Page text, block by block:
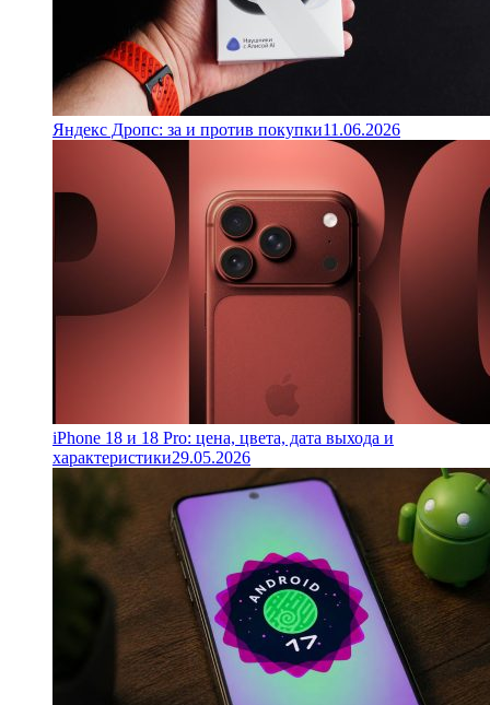
Яндекс Дропс: за и против покупки11.06.2026
iPhone 18 и 18 Pro: цена, цвета, дата выхода и
характеристики29.05.2026